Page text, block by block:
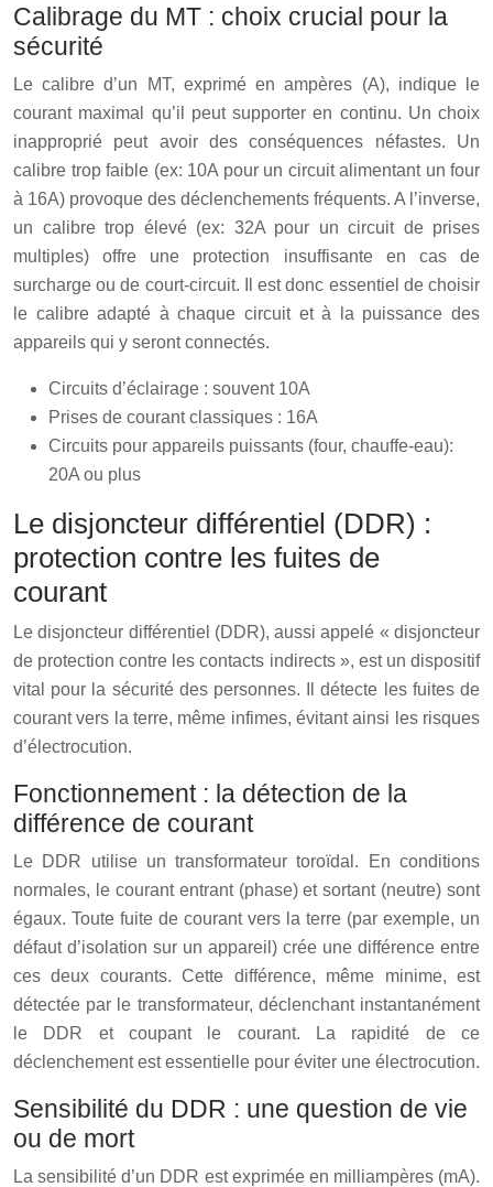
Calibrage du MT : choix crucial pour la
sécurité
Le calibre d’un MT, exprimé en ampères (A), indique le
courant maximal qu’il peut supporter en continu. Un choix
inapproprié peut avoir des conséquences néfastes. Un
calibre trop faible (ex: 10A pour un circuit alimentant un four
à 16A) provoque des déclenchements fréquents. A l’inverse,
un calibre trop élevé (ex: 32A pour un circuit de prises
multiples) offre une protection insuffisante en cas de
surcharge ou de court-circuit. Il est donc essentiel de choisir
le calibre adapté à chaque circuit et à la puissance des
appareils qui y seront connectés.
Circuits d’éclairage : souvent 10A
Prises de courant classiques : 16A
Circuits pour appareils puissants (four, chauffe-eau):
20A ou plus
Le disjoncteur différentiel (DDR) :
protection contre les fuites de
courant
Le disjoncteur différentiel (DDR), aussi appelé « disjoncteur
de protection contre les contacts indirects », est un dispositif
vital pour la sécurité des personnes. Il détecte les fuites de
courant vers la terre, même infimes, évitant ainsi les risques
d’électrocution.
Fonctionnement : la détection de la
différence de courant
Le DDR utilise un transformateur toroïdal. En conditions
normales, le courant entrant (phase) et sortant (neutre) sont
égaux. Toute fuite de courant vers la terre (par exemple, un
défaut d’isolation sur un appareil) crée une différence entre
ces deux courants. Cette différence, même minime, est
détectée par le transformateur, déclenchant instantanément
le DDR et coupant le courant. La rapidité de ce
déclenchement est essentielle pour éviter une électrocution.
Sensibilité du DDR : une question de vie
ou de mort
La sensibilité d’un DDR est exprimée en milliampères (mA).